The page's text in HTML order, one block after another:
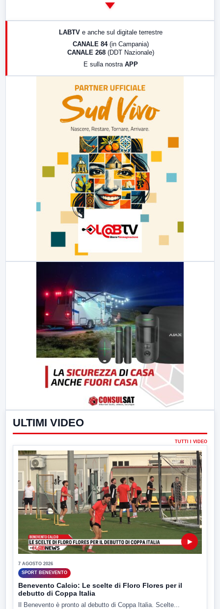
17:00 LabNews (replica)
LABTV e anche sul digitale terrestre
CANALE 84 (in Campania)
CANALE 268 (DDT Nazionale)
E sulla nostra APP
ULTIMI VIDEO
TUTTI I VIDEO
▶
7 AGOSTO 2026
SPORT BENEVENTO
Benevento Calcio: Le scelte di Floro Flores per il
debutto di Coppa Italia
Il Benevento è pronto al debutto di Coppa Italia. Scelte...